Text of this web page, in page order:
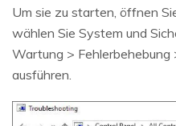
Um sie zu starten, öffnen
wählen Sie System und
Wartung >
ausführen.